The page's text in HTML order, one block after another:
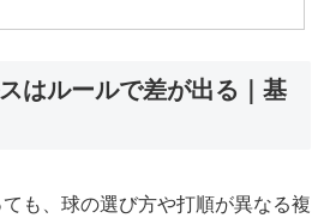
はルールで差が出る｜基
も、球の選び方や打順が異なる複